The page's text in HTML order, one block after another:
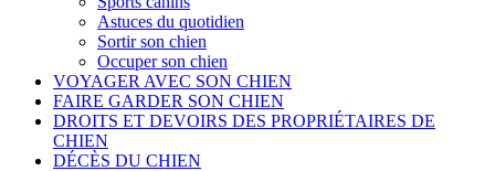
Astuces du quotidien
Sortir son chien
Occuper son chien
VOYAGER AVEC SON CHIEN
FAIRE GARDER SON CHIEN
DROITS ET DEVOIRS DES PROPRIÉTAIRES DE
CHIEN
DÉCÈS DU CHIEN